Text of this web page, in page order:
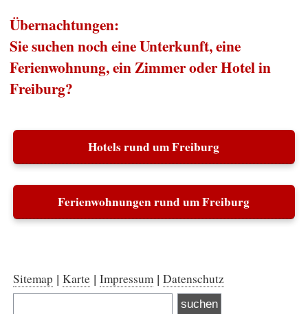
Übernachtungen:
Sie suchen noch eine Unterkunft, eine
Ferienwohnung, ein Zimmer oder Hotel in
Freiburg?
Hotels rund um Freiburg
Ferienwohnungen rund um Freiburg
Sitemap |Karte |Impressum |Datenschutz